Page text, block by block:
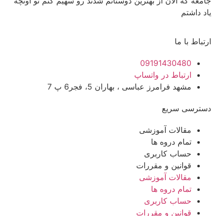
یاد داشتم
ارتباط با ما
09191430480
ارتباط در واتساپ
مشهد فرامرز عباسی ، بهاران 5، فجر6 پ 7
دسترسی سریع
مقالات آموزشی
تمام دروه ها
حساب کاربری
قوانین و مقررات
مقالات آموزشی
تمام دروه ها
حساب کاربری
قوانین و مقررات